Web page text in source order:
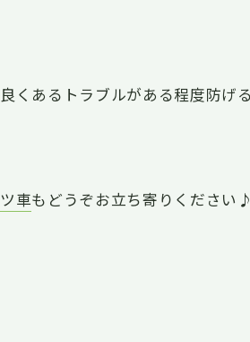
あるトラブルがある程度防げ
車もどうぞお立ち寄りください♪